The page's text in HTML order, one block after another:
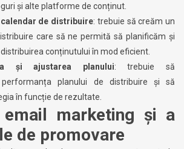
și alte platforme de conținut.
de distribuire: trebuie să creăm un
care să ne permită să planificăm și
conținutului în mod eficient.
și ajustarea planului: trebuie să
planului de distribuire și să
în funcție de rezultate.
email marketing și a
de promovare